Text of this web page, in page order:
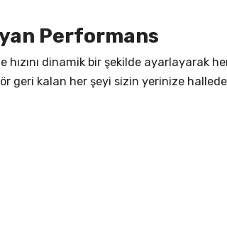
Performans
hızını dinamik bir şekilde ayarlayarak
geri kalan her şeyi sizin yerinize